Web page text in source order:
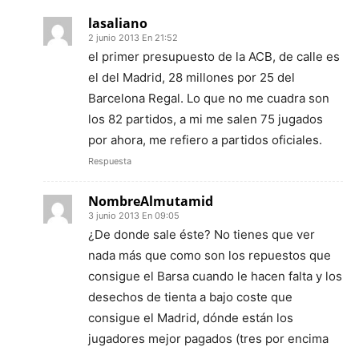
lasaliano
2 junio 2013 En 21:52
el primer presupuesto de la ACB, de calle es
el del Madrid, 28 millones por 25 del
Barcelona Regal. Lo que no me cuadra son
los 82 partidos, a mi me salen 75 jugados
por ahora, me refiero a partidos oficiales.
Respuesta
NombreAlmutamid
3 junio 2013 En 09:05
¿De donde sale éste? No tienes que ver
nada más que como son los repuestos que
consigue el Barsa cuando le hacen falta y los
desechos de tienta a bajo coste que
consigue el Madrid, dónde están los
jugadores mejor pagados (tres por encima